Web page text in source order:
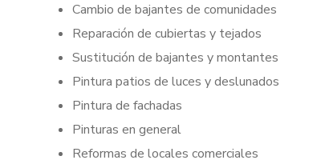
Cambio de bajantes de comunidades
Reparación de cubiertas y tejados
Sustitución de bajantes y montantes
Pintura patios de luces y deslunados
Pintura de fachadas
Pinturas en general
Reformas de locales comerciales